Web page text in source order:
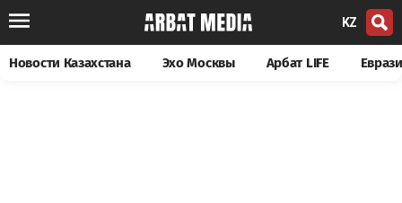
KZ
Новости Казахстана Эхо Москвы Арбат LIFE